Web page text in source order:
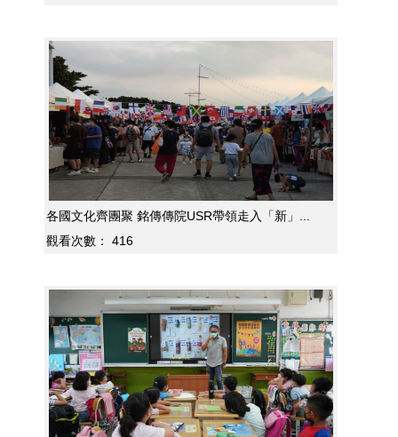
各國文化齊團聚 銘傳傳院USR帶領走入「新」...
觀看次數：
416